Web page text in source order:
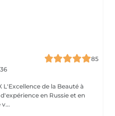
85
L'Excellence de la Beauté à